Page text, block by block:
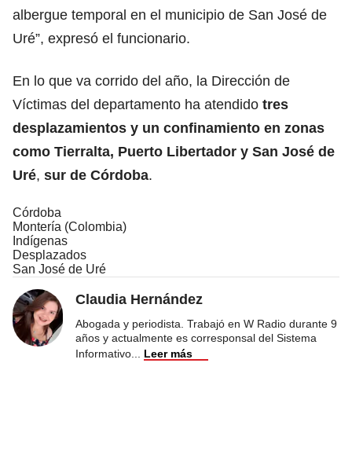
albergue temporal en el municipio de San José de
Uré”, expresó el funcionario.
En lo que va corrido del año, la Dirección de
Víctimas del departamento ha atendido tres
desplazamientos y un confinamiento en zonas
como Tierralta, Puerto Libertador y San José de
Uré, sur de Córdoba.
Córdoba
Montería (Colombia)
Indígenas
Desplazados
San José de Uré
Claudia Hernández
Abogada y periodista. Trabajó en W Radio durante 9
años y actualmente es corresponsal del Sistema
Informativo
Leer más